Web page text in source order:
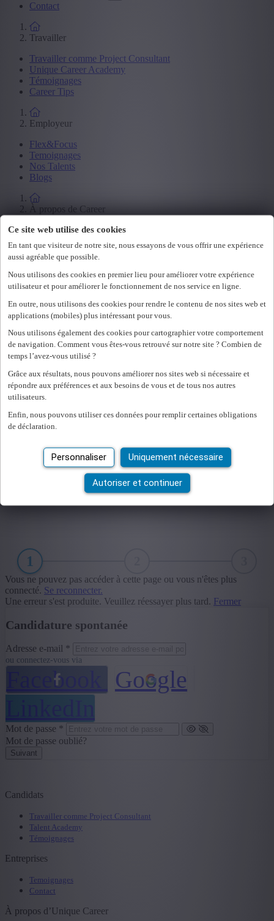
Ce site web utilise des cookies
En tant que visiteur de notre site, nous essayons de vous offrir une expérience
aussi agréable que possible.
Nous utilisons des cookies en premier lieu pour améliorer votre expérience
utilisateur et pour améliorer le fonctionnement de nos service en ligne.
En outre, nous utilisons des cookies pour rendre le contenu de nos sites web et
applications (mobiles) plus intéressant pour vous.
Nous utilisons également des cookies pour cartographier votre comportement
de navigation. Comment vous êtes-vous retrouvé sur notre site ? Combien de
temps l’avez-vous utilisé ?
Grâce aux résultats, nous pouvons améliorer nos sites web si nécessaire et
répondre aux préférences et aux besoins de vous et de tous nos autres
utilisateurs.
Enfin, nous pouvons utiliser ces données pour remplir certaines obligations
de déclaration.
Personnaliser Uniquement nécessaire
Autoriser et continuer
Contact
Travailler
Travailler comme Project Consultant
Unique Career Academy
Témoignages
Career Tips
Employeur
Flex&Focus
Temoignages
Nos Talents
Blogs
À propos de Career
Notre histoire
Events
Durabilité
Candidature spontanée
Se connecter
nl
fr
nl
fr
1
Vous ne pouvez pas accéder à cette page ou vous n'êtes plus
connecté. Se reconnecter.
Une erreur s'est produite. Veuillez réessayer plus tard. Fermer
Candidature spontanée
Adresse e-mail *
ou connectez-vous via
Facebook
Google
Mot de passe *
Mot de passe oublié?
Suivant
Candidats
Travailler comme Project Consultant
Talent Academy
Témoignages
Entreprises
Temoignages
Contact
À propos d’Unique Career